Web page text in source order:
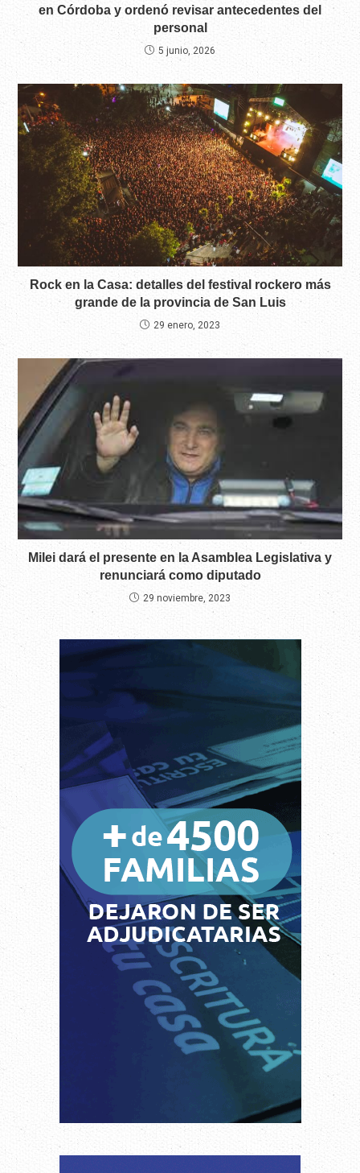
en Córdoba y ordenó revisar antecedentes del
personal
5 junio, 2026
Rock en la Casa: detalles del festival rockero más
grande de la provincia de San Luis
29 enero, 2023
Milei dará el presente en la Asamblea Legislativa y
renunciará como diputado
29 noviembre, 2023